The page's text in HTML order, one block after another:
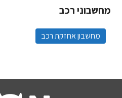
מחשבוני רכב
מחשבון אחזקת רכב